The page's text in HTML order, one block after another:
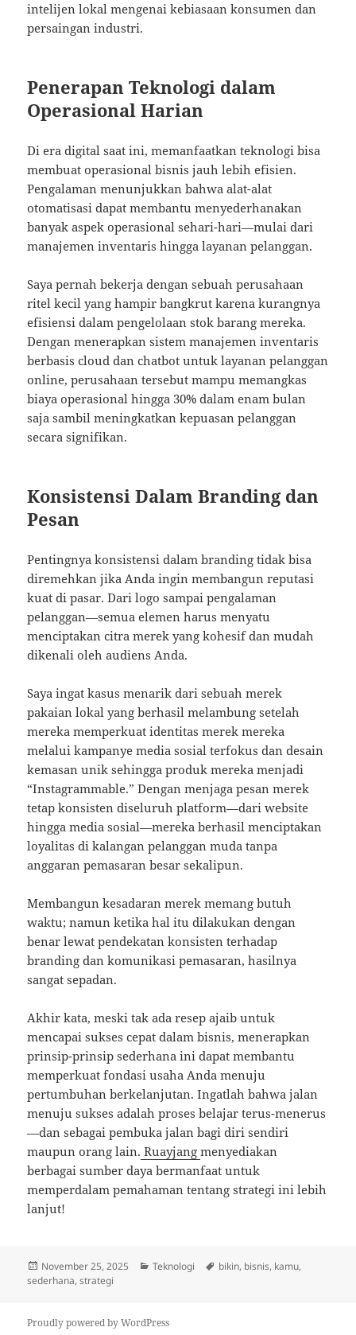
intelijen lokal mengenai kebiasaan konsumen dan
persaingan industri.
Penerapan Teknologi dalam
Operasional Harian
Di era digital saat ini, memanfaatkan teknologi bisa
membuat operasional bisnis jauh lebih efisien.
Pengalaman menunjukkan bahwa alat-alat
otomatisasi dapat membantu menyederhanakan
banyak aspek operasional sehari-hari—mulai dari
manajemen inventaris hingga layanan pelanggan.
Saya pernah bekerja dengan sebuah perusahaan
ritel kecil yang hampir bangkrut karena kurangnya
efisiensi dalam pengelolaan stok barang mereka.
Dengan menerapkan sistem manajemen inventaris
berbasis cloud dan chatbot untuk layanan pelanggan
online, perusahaan tersebut mampu memangkas
biaya operasional hingga 30% dalam enam bulan
saja sambil meningkatkan kepuasan pelanggan
secara signifikan.
Konsistensi Dalam Branding dan
Pesan
Pentingnya konsistensi dalam branding tidak bisa
diremehkan jika Anda ingin membangun reputasi
kuat di pasar. Dari logo sampai pengalaman
pelanggan—semua elemen harus menyatu
menciptakan citra merek yang kohesif dan mudah
dikenali oleh audiens Anda.
Saya ingat kasus menarik dari sebuah merek
pakaian lokal yang berhasil melambung setelah
mereka memperkuat identitas merek mereka
melalui kampanye media sosial terfokus dan desain
kemasan unik sehingga produk mereka menjadi
“Instagrammable.” Dengan menjaga pesan merek
tetap konsisten diseluruh platform—dari website
hingga media sosial—mereka berhasil menciptakan
loyalitas di kalangan pelanggan muda tanpa
anggaran pemasaran besar sekalipun.
Membangun kesadaran merek memang butuh
waktu; namun ketika hal itu dilakukan dengan
benar lewat pendekatan konsisten terhadap
branding dan komunikasi pemasaran, hasilnya
sangat sepadan.
Akhir kata, meski tak ada resep ajaib untuk
mencapai sukses cepat dalam bisnis, menerapkan
prinsip-prinsip sederhana ini dapat membantu
memperkuat fondasi usaha Anda menuju
pertumbuhan berkelanjutan. Ingatlah bahwa jalan
menuju sukses adalah proses belajar terus-menerus
—dan sebagai pembuka jalan bagi diri sendiri
maupun orang lain. Ruayjangmenyediakan
berbagai sumber daya bermanfaat untuk
memperdalam pemahaman tentang strategi ini lebih
lanjut!
Posted
on
November 25, 2025 Categories
Teknologi Tags
bikin, bisnis, kamu,
sederhana,strategi
Proudly powered by WordPress